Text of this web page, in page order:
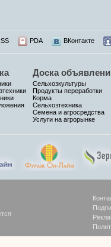
PDA ВКонтакте
Доска
Сельхозкультуры
Продукты переработки
Корма
Сельхозтехника
Семена и агросредства
Услуги на агрорынке